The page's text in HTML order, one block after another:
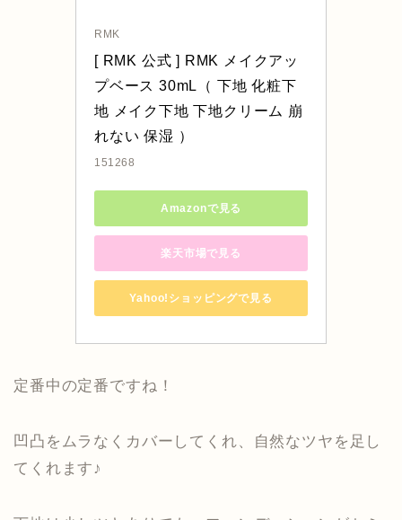
RMK
[ RMK 公式 ] RMK メイクアッ
プベース 30mL（ 下地 化粧下
地 メイク下地 下地クリーム 崩
れない 保湿 ）
151268
Amazonで見る
楽天市場で見る
Yahoo!ショッピングで見る
定番中の定番ですね！
凹凸をムラなくカバーしてくれ、自然なツヤを足し
てくれます♪